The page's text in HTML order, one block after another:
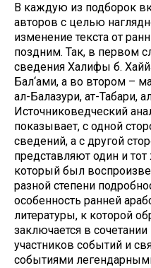
В каждую из подборок
авторов с целью
изменение текста от
поздним. Так, в первом
сведения Халифы б.
Бал‘ами, а во втором –
ал-Балазури, ат-Табари,
Источниковедческий
показывает, с одной
сведений, а с другой
представляют один и
который был
разной степени
особенность ранней
литературы, к которой
заключается в
участников событий и
событиями